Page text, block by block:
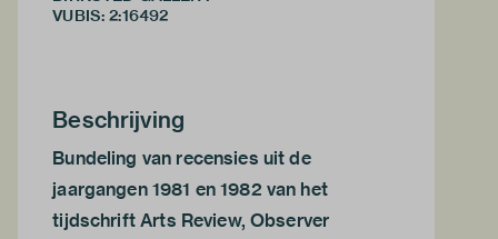
VUBIS: 2:16492
Beschrijving
Bundeling van recensies uit de
jaargangen 1981 en 1982 van het
tijdschrift Arts Review, Observer